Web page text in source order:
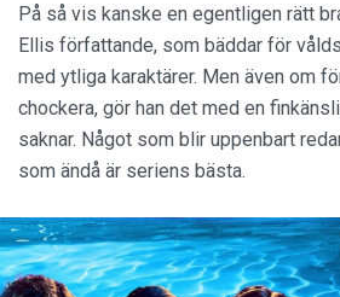
På så vis kanske en egentligen rätt
Ellis författande, som bäddar för
med ytliga karaktärer. Men även om
chockera, gör han det med en
saknar. Något som blir uppenbart
som ändå är seriens bästa.